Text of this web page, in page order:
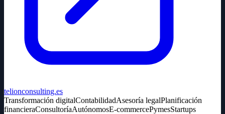
telionconsulting.es
Transformación digitalContabilidadAsesoría legalPlanificación
financieraConsultoríaAutónomosE-commercePymesStartups